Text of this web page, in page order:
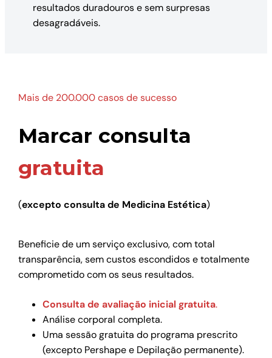
resultados duradouros e sem surpresas
desagradáveis.
Mais de 200.000 casos de sucesso
Marcar consulta
gratuita
(excepto consulta de Medicina Estética)
Beneficie de um serviço exclusivo, com total
transparência, sem custos escondidos e totalmente
comprometido com os seus resultados.
Consulta de avaliação inicial gratuita.
Análise corporal completa.
Uma sessão gratuita do programa prescrito
(excepto Pershape e Depilação permanente).